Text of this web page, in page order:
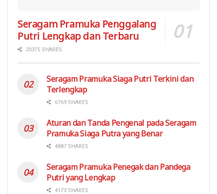
Seragam Pramuka Penggalang
Putri Lengkap dan Terbaru
20375 SHARES
Seragam Pramuka Siaga Putri Terkini dan
Terlengkap
6769 SHARES
Aturan dan Tanda Pengenal pada Seragam
Pramuka Siaga Putra yang Benar
4887 SHARES
Seragam Pramuka Penegak dan Pandega
Putri yang Lengkap
4173 SHARES